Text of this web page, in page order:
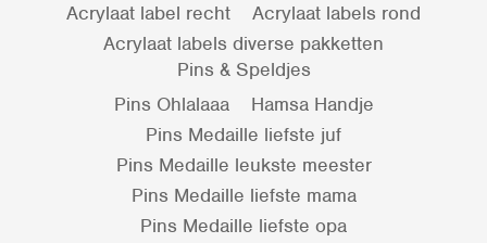
Acrylaat label recht
Acrylaat labels rond
Acrylaat labels diverse pakketten
Pins & Speldjes
Pins Ohlalaaa
Hamsa Handje
Pins Medaille liefste juf
Pins Medaille leukste meester
Pins Medaille liefste mama
Pins Medaille liefste opa